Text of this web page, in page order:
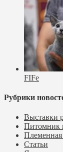
FIFe
Рубрики
Выставки
Статьи